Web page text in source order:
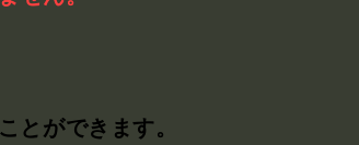
とができます。